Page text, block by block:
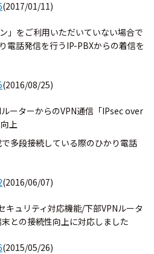
(2017/01/11)
」をご利用いただいていない場合で
電話発信を行うIP-PBXからの着信を
(2016/08/25)
ーターからのVPN通信「IPsec over
上
多段接続している際のひかり電話
(2016/06/07)
キュリティ対応機能/下部VPNルータ
との接続性向上に対応しました
(2015/05/26)